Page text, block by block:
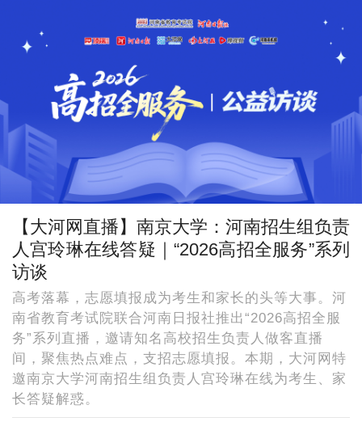
【大河网直播】南京大学：河南招生组负责
人宫玲琳在线答疑｜“2026高招全服务”系列
访谈
高考落幕，志愿填报成为考生和家长的头等大事。河
南省教育考试院联合河南日报社推出“2026高招全服
务”系列直播，邀请知名高校招生负责人做客直播
间，聚焦热点难点，支招志愿填报。本期，大河网特
邀南京大学河南招生组负责人宫玲琳在线为考生、家
长答疑解惑。